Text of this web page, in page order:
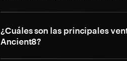
¿Cuáles son las principales
Ancient8?